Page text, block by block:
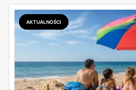
AKTUALNOŚCI